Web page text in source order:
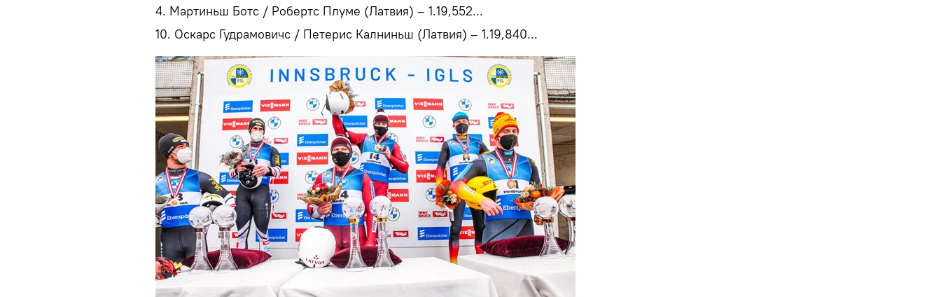
4. Мартиньш Ботс / Робертс Плуме (Латвия) – 1.19,552...
10. Оскарс Гудрамовичс / Петерис Калниньш (Латвия) – 1.19,840...